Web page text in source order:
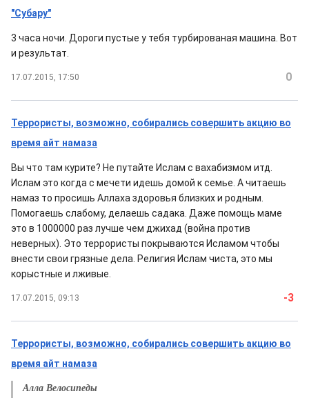
"Субару"
3 часа ночи. Дороги пустые у тебя турбированая машина. Вот
и результат.
17.07.2015, 17:50 0
Террористы, возможно, собирались совершить акцию во
время айт намаза
Вы что там курите? Не путайте Ислам с вахабизмом итд.
Ислам это когда с мечети идешь домой к семье. А читаешь
намаз то просишь Аллаха здоровья близких и родным.
Помогаешь слабому, делаешь садака. Даже помощь маме
это в 1000000 раз лучше чем джихад (война против
неверных). Это террористы покрываются Исламом чтобы
внести свои грязные дела. Религия Ислам чиста, это мы
корыстные и лживые.
17.07.2015, 09:13 -3
Террористы, возможно, собирались совершить акцию во
время айт намаза
Алла Велосипеды